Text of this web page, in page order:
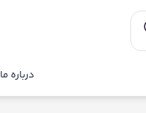
درباره ما